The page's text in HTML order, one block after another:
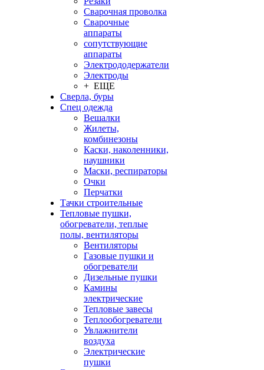
Сварочная проволка
Сварочные
аппараты
сопутствующие
аппараты
Электрододержатели
Электроды
+ ЕЩЕ
Сверла, буры
Спец одежда
Вешалки
Жилеты,
комбинезоны
Каски, наколенники,
наушники
Маски, респираторы
Очки
Перчатки
Тачки строительные
Тепловые пушки,
обогреватели, теплые
полы, вентиляторы
Вентиляторы
Газовые пушки и
обогреватели
Дизельные пушки
Камины
электрические
Тепловые завесы
Теплообогреватели
Увлажнители
воздуха
Электрические
пушки